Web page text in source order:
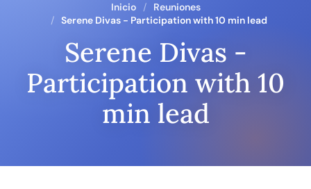
Inicio
Reuniones
Serene Divas - Participation with 10 min lead
Serene Divas -
Participation with 10
min lead